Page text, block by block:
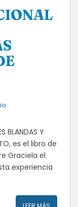
BLANDAS Y
es el libro de
Graciela el
experiencia